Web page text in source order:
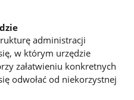
administracji
w którym urzędzie
załatwieniu konkretnych
odwołać od niekorzystnej